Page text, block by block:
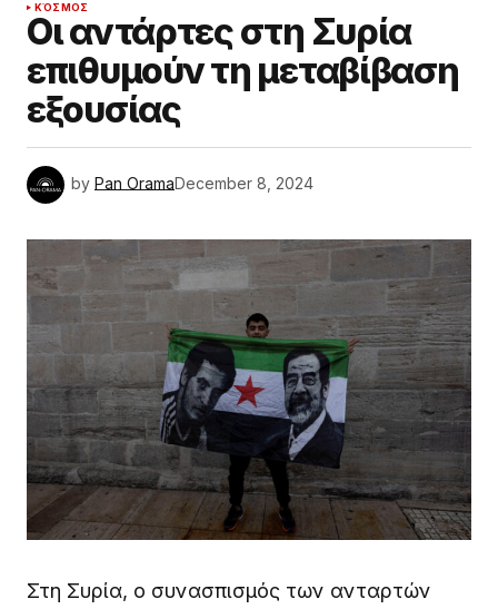
ΚΌΣΜΟΣ
Οι αντάρτες στη Συρία
επιθυμούν τη μεταβίβαση
εξουσίας
by Pan OramaDecember 8, 2024
Στη Συρία, ο συνασπισμός των ανταρτών